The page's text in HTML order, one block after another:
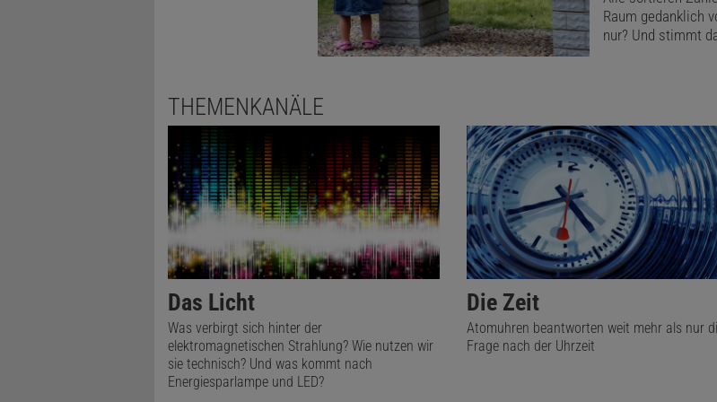
für die Technik von großem Nutzen sein werden.«
Frequenzverschiebung nur für Lichtpulse, welche die
haben. In künftigen Arbeiten wollen Giovannelli und
ob der imaginäre Anteil der Zeitverzögerung auch für
relevante Bedeutung hat.
Das könnte Sie auch
Spektrum Kompakt
fabelhafte Welt der
Raum gedanklich
nur? Und stimmt
THEMENKANÄLE
Das Licht
Was verbirgt sich hinter der
elektromagnetischen Strahlung? Wie nutzen wir
sie technisch? Und was kommt nach
Energiesparlampe und LED?
Die Zeit
Atomuhren beantworten weit mehr als nur
Frage nach der Uhrzeit